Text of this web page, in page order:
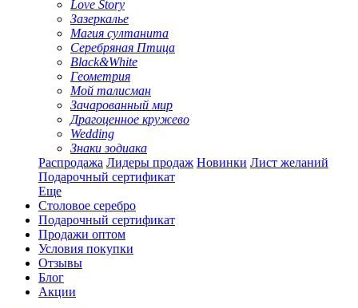
Love Story
Зазеркалье
Магия султанита
Серебряная Птица
Black&White
Геометрия
Мой талисман
Зачарованный мир
Драгоценное кружево
Wedding
Знаки зодиака
Распродажа Лидеры продаж Новинки Лист желаний
Подарочный сертификат
Еще
Столовое серебро
Подарочный сертификат
Продажи оптом
Условия покупки
Отзывы
Блог
Акции